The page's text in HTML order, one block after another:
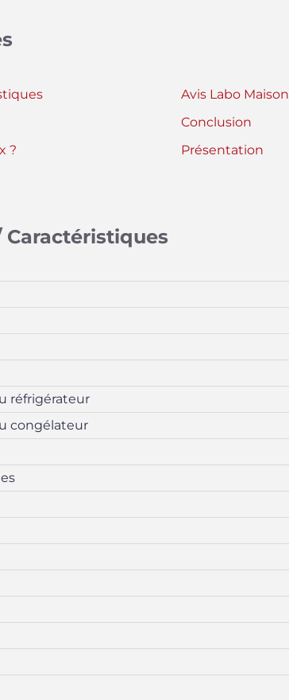
Avis Labo Maison
Conclusion
?
Présentation
réfrigérateur
congélateur